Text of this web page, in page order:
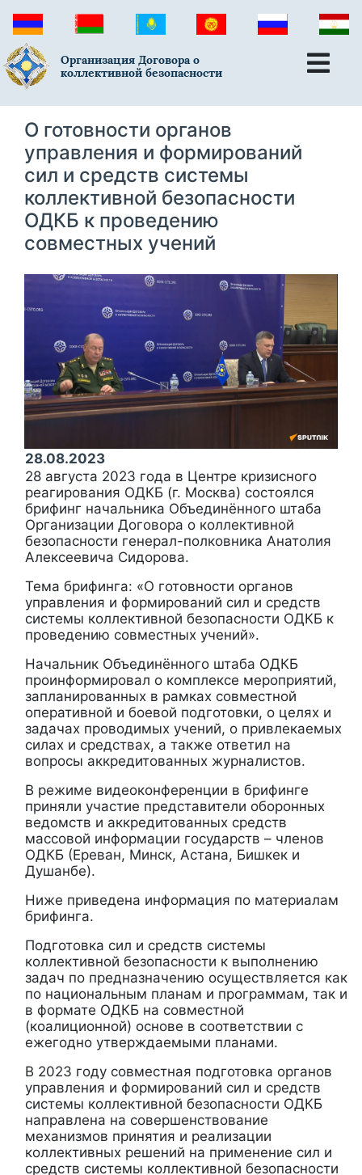
Организация Договора о
коллективной безопасности
О готовности органов
управления и формирований
сил и средств системы
коллективной безопасности
ОДКБ к проведению
совместных учений
28.08.2023
28 августа 2023 года в Центре кризисного
реагирования ОДКБ (г. Москва) состоялся
брифинг начальника Объединённого штаба
Организации Договора о коллективной
безопасности генерал-полковника Анатолия
Алексеевича Сидорова.
Тема брифинга: «О готовности органов
управления и формирований сил и средств
системы коллективной безопасности ОДКБ к
проведению совместных учений».
Начальник Объединённого штаба ОДКБ
проинформировал о комплексе мероприятий,
запланированных в рамках совместной
оперативной и боевой подготовки, о целях и
задачах проводимых учений, о привлекаемых
силах и средствах, а также ответил на
вопросы аккредитованных журналистов.
В режиме видеоконференции в брифинге
приняли участие представители оборонных
ведомств и аккредитованных средств
массовой информации государств – членов
ОДКБ (Ереван, Минск, Астана, Бишкек и
Душанбе).
Ниже приведена информация по материалам
брифинга.
Подготовка сил и средств системы
коллективной безопасности к выполнению
задач по предназначению осуществляется как
по национальным планам и программам, так и
в формате ОДКБ на совместной
(коалиционной) основе в соответствии с
ежегодно утверждаемыми планами.
В 2023 году совместная подготовка органов
управления и формирований сил и средств
системы коллективной безопасности ОДКБ
направлена на совершенствование
механизмов принятия и реализации
коллективных решений на применение сил и
средств системы коллективной безопасности